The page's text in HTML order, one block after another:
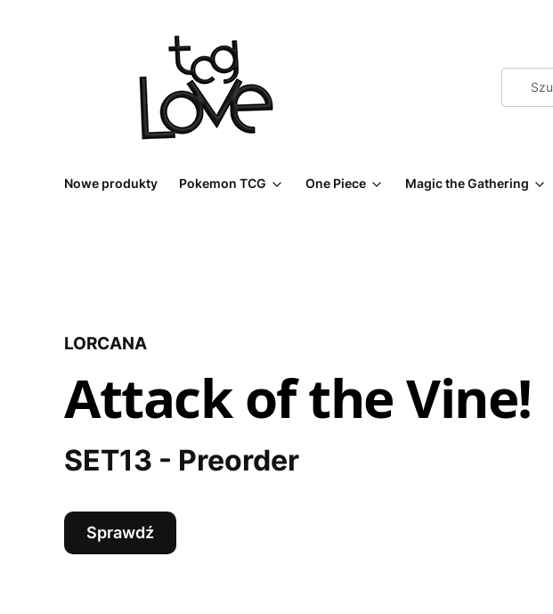
Nowe produkty Pokemon TCG One Piece Magic the Gathering
LORCANA
Attack of the Vine!
SET13 - Preorder
Sprawdź